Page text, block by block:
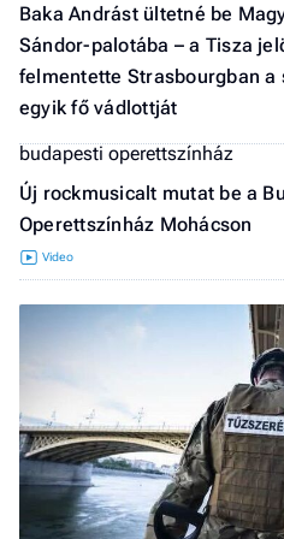
Baka Andrást ültetné be
Sándor-palotába – a Tisza
felmentette Strasbourgban a
egyik fő vádlottját
budapesti operettszínház
Új rockmusicalt mutat be a
Operettszínház Mohácson